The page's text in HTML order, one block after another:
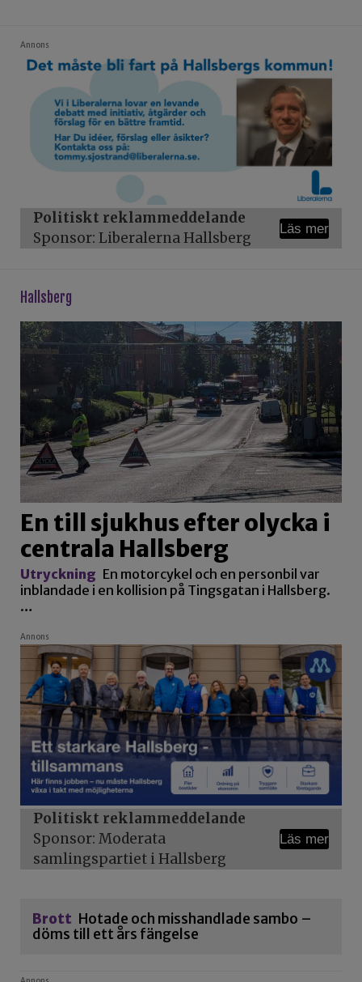
Annons
Politiskt reklammeddelande
Sponsor: Liberalerna Hallsberg
Läs mer
hallsberg
En till sjukhus efter olycka i
centrala Hallsberg
Utryckning En motorcykel och en personbil var
inblandade i en kollision på Tingsgatan i Hallsberg.
…
Annons
Politiskt reklammeddelande
Sponsor: Moderata
samlingspartiet i Hallsberg
Läs mer
Brott Hotade och misshandlade sambo –
döms till ett års fängelse